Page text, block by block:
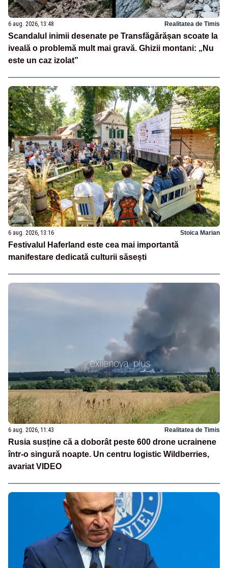
6 aug. 2026, 13:48 Realitatea de Timis
Scandalul inimii desenate pe Transfăgărășan scoate la
iveală o problemă mult mai gravă. Ghizii montani: „Nu
este un caz izolat”
6 aug. 2026, 13:16 Stoica Marian
Festivalul Haferland este cea mai importantă
manifestare dedicată culturii săsești
6 aug. 2026, 11:43 Realitatea de Timis
Rusia susține că a doborât peste 600 drone ucrainene
într-o singură noapte. Un centru logistic Wildberries,
avariat VIDEO